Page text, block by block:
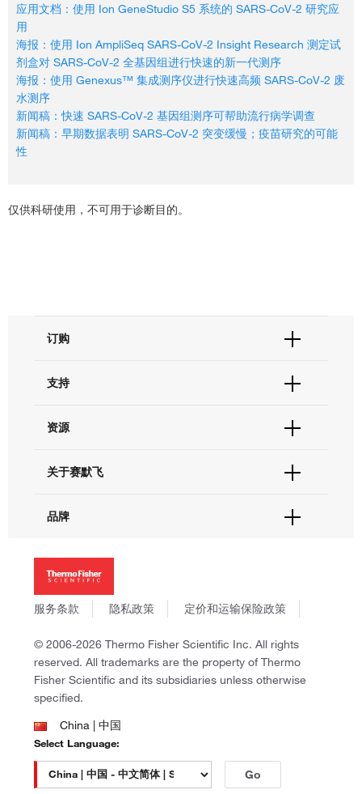
应用文档：使用 Ion GeneStudio S5 系统的 SARS-CoV-2 研究应
用
海报：使用 Ion AmpliSeq SARS-CoV-2 Insight Research 测定试
剂盒对 SARS-CoV-2 全基因组进行快速的新一代测序
海报：使用 Genexus™ 集成测序仪进行快速高频 SARS-CoV-2 废
水测序
新闻稿：快速 SARS-CoV-2 基因组测序可帮助流行病学调查
新闻稿：早期数据表明 SARS-CoV-2 突变缓慢；疫苗研究的可能
性
仅供科研使用，不可用于诊断目的。
订购
订单支持
现货供应中心
支持
联系我们 - 400 820 8982
查找文件&证书
资源
促销
社交媒体
关于赛默飞
招聘
新闻
社会责任
商标
品牌
Applied Biosystems
Invitrogen
Gibco
Unity Lab Services
Patheon
PPD
服务条款 隐私政策 定价和运输保险政策
© 2006-2026 Thermo Fisher Scientific Inc. All rights
reserved. All trademarks are the property of Thermo
Fisher Scientific and its subsidiaries unless otherwise
specified.
China | 中国
Select Language:
Go